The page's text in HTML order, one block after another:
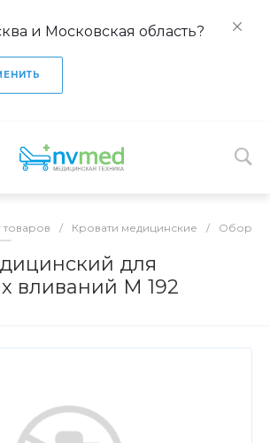
и Московская область?
товаров / Кровати медицинские /
для
вливаний М 192